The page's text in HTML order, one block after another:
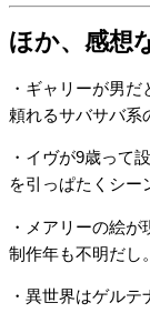
ほか、感想
・ギャリーが男だ
頼れるサバサバ系
・イヴが9歳って
を引っぱたくシー
・メアリーの絵
制作年も不明だし。
・異世界はゲル